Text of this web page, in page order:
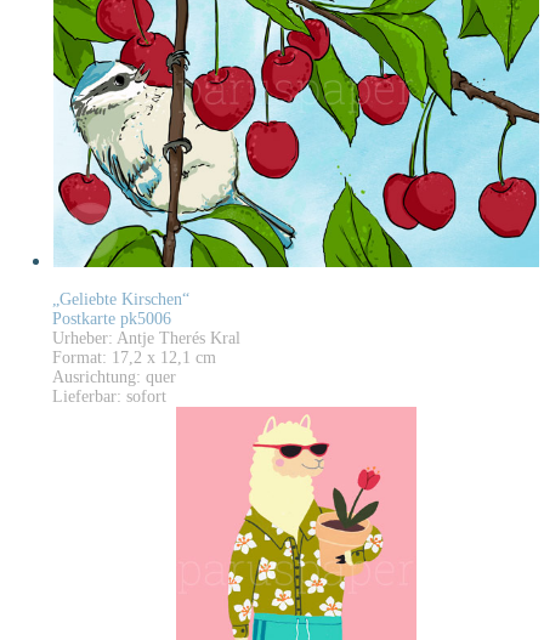
„Geliebte Kirschen“
Postkarte pk5006
Urheber: Antje Therés Kral
Format: 17,2 x 12,1 cm
Ausrichtung: quer
Lieferbar: sofort